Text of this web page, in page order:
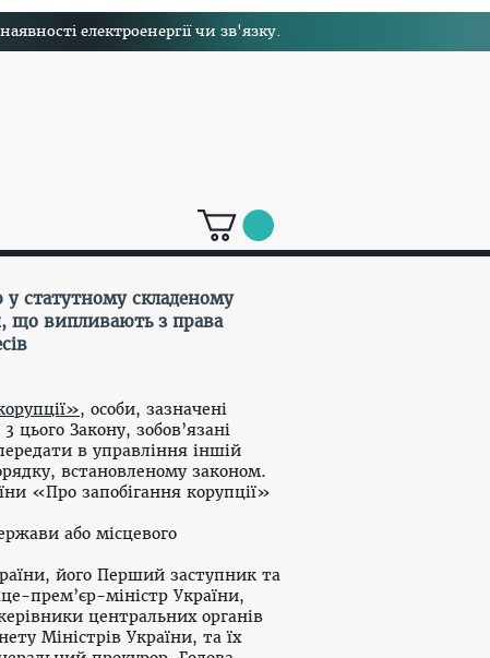
електроенергії чи зв'язку.
статутному складеному
що випливають з права
, особи, зазначені
цього Закону, зобов’язані
в управління іншій
встановленому законом.
«Про запобігання корупції»
або місцевого
його Перший заступник та
прем’єр-міністр України,
центральних органів
Міністрів України, та їх